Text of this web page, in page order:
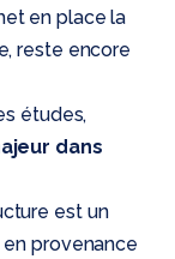
en place la
reste encore
études,
dans
est un
provenance